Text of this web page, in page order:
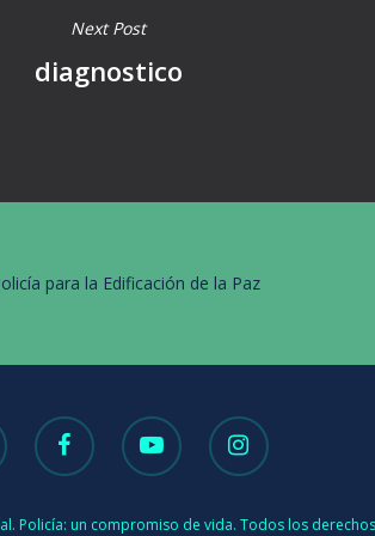
Next Post
diagnostico
para la Edificación de la Paz
Policía: un compromiso de vida. Todos los